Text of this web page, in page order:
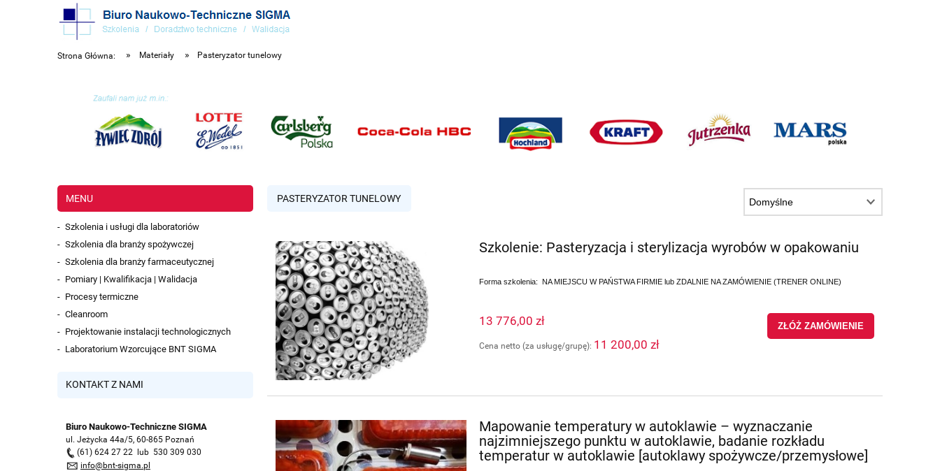
Strona Główna: » Materiały » Pasteryzator tunelowy
MENU
Szkolenia i usługi dla laboratoriów
Szkolenia dla branży spożywczej
Szkolenia dla branży farmaceutycznej
Pomiary | Kwalifikacja | Walidacja
Procesy termiczne
Cleanroom
Projektowanie instalacji technologicznych
Laboratorium Wzorcujące BNT SIGMA
KONTAKT Z NAMI
Biuro Naukowo-Techniczne SIGMA
ul. Jeżycka 44a/5, 60-865 Poznań
(61) 624 27 22 lub 530 309 030
info@bnt-sigma.pl
PASTERYZATOR TUNELOWY
Szkolenie: Pasteryzacja i sterylizacja wyrobów w opakowaniu
Forma szkolenia: NA MIEJSCU W PAŃSTWA FIRMIE lub ZDALNIE NA ZAMÓWIENIE (TRENER ONLINE)
13 776,00 zł
Cena netto (za usługę/grupę): 11 200,00 zł
ZŁÓŻ ZAMÓWIENIE
Mapowanie temperatury w autoklawie – wyznaczanie
najzimniejszego punktu w autoklawie, badanie rozkładu
temperatur w autoklawie [autoklawy spożywcze/przemysłowe]